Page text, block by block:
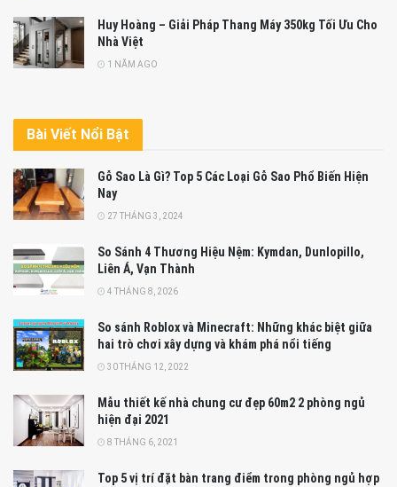
Huy Hoàng – Giải Pháp Thang Máy 350kg Tối Ưu Cho
Nhà Việt
1 NĂM AGO
Bài Viết Nổi Bật
Gỗ Sao Là Gì? Top 5 Các Loại Gỗ Sao Phổ Biến Hiện
Nay
27 THÁNG 3, 2024
So Sánh 4 Thương Hiệu Nệm: Kymdan, Dunlopillo,
Liên Á, Vạn Thành
4 THÁNG 8, 2026
So sánh Roblox và Minecraft: Những khác biệt giữa
hai trò chơi xây dựng và khám phá nổi tiếng
30 THÁNG 12, 2022
Mẫu thiết kế nhà chung cư đẹp 60m2 2 phòng ngủ
hiện đại 2021
8 THÁNG 6, 2021
Top 5 vị trí đặt bàn trang điểm trong phòng ngủ hợp